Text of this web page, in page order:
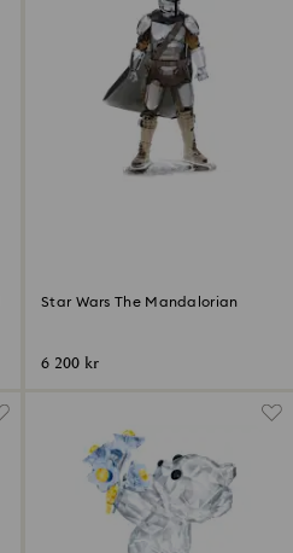
Star Wars The Mandalorian
6 200 kr